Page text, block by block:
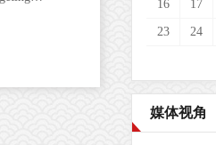
周5-
16 17
23 24
媒体视角